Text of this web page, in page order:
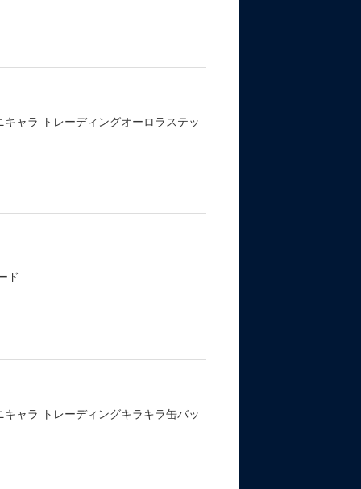
ャラ トレーディングオーロラステッ
ド
ャラ トレーディングキラキラ缶バッ